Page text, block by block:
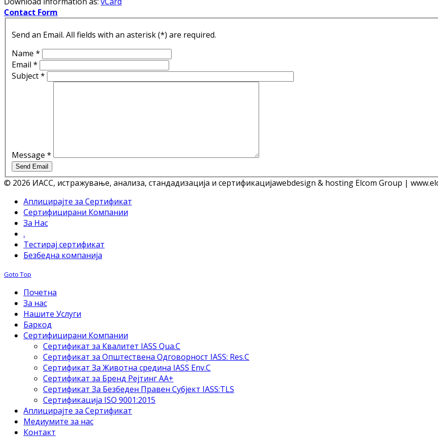
Contact Form
Send an Email. All fields with an asterisk (*) are required.
Name *
Email *
Subject*
Message *
Send Email
© 2026 ИАСС, истражување, анализа, стандадизација и сертификацијаwebdesign & hosting Elcom Group |
Аплицирајте за Сертификат
Сертифицирани Компании
За Нас
.
Тестирај сертификат
Безбедна компанија
Goto Top
Почетна
За нас
Нашите Услуги
Баркод
Сертифицирани Компании
Сертификат за Квалитет IASS Qua.C
Сертификат за Општествена Одговорност IASS: Res.C
Сертификат За Животна средина IASS Env.C
Сертификат за Бренд Рејтинг АА+
Сертификат За Безбеден Правен Субјект IASS:TLS
Сертификација ISO 9001:2015
Аплицирајте за Сертификат
Медиумите за нас
Контакт